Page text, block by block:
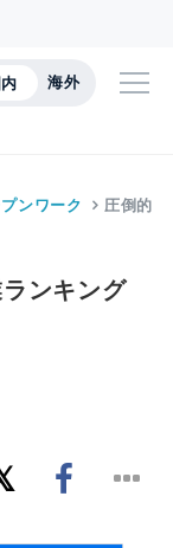
海外
ンワーク 圧倒的
ンキング